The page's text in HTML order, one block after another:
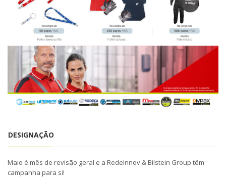
n
DESIGNAÇÃO
Maio é mês de revisão geral e a RedeInnov & Bilstein Group têm
campanha para si!